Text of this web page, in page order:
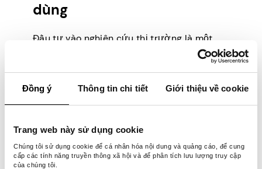
Đồng ý Thông tin chi tiết Giới thiệu về cookie
Trang web này sử dụng cookie
Chúng tôi sử dụng cookie để cá nhân hóa nội dung và quảng cáo, để cung
cấp các tính năng truyền thông xã hội và để phân tích lưu lượng truy cập
của chúng tôi.
dùng
Đầu tư vào nghiên cứu thị trường là một
cách mạnh mẽ để nâng tầm doanh nghiệp
và khám phá các cơ hội tạo doanh thu. Thật
nghiên cứu thứ cấp (các nghiên cứu hiện
có) hơn là tiến hành nghiên cứu sơ cấp